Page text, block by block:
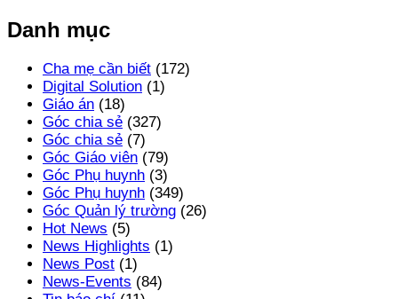
Danh mục
Cha mẹ cần biết (172)
Digital Solution (1)
Giáo án (18)
Góc chia sẻ (327)
Góc chia sẻ (7)
Góc Giáo viên (79)
Góc Phụ huynh (3)
Góc Phụ huynh (349)
Góc Quản lý trường (26)
Hot News (5)
News Highlights (1)
News Post (1)
News-Events (84)